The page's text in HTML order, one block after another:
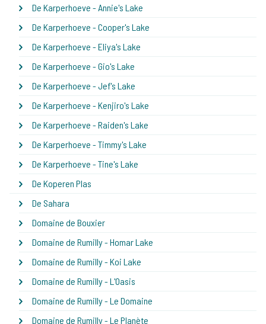
De Karperhoeve - Annie's Lake
De Karperhoeve - Cooper's Lake
De Karperhoeve - Eliya's Lake
De Karperhoeve - Gio's Lake
De Karperhoeve - Jef's Lake
De Karperhoeve - Kenjiro's Lake
De Karperhoeve - Raiden's Lake
De Karperhoeve - Timmy's Lake
De Karperhoeve - Tine's Lake
De Koperen Plas
De Sahara
Domaine de Bouxier
Domaine de Rumilly - Homar Lake
Domaine de Rumilly - Koi Lake
Domaine de Rumilly - L'Oasis
Domaine de Rumilly - Le Domaine
Domaine de Rumilly - Le Planète